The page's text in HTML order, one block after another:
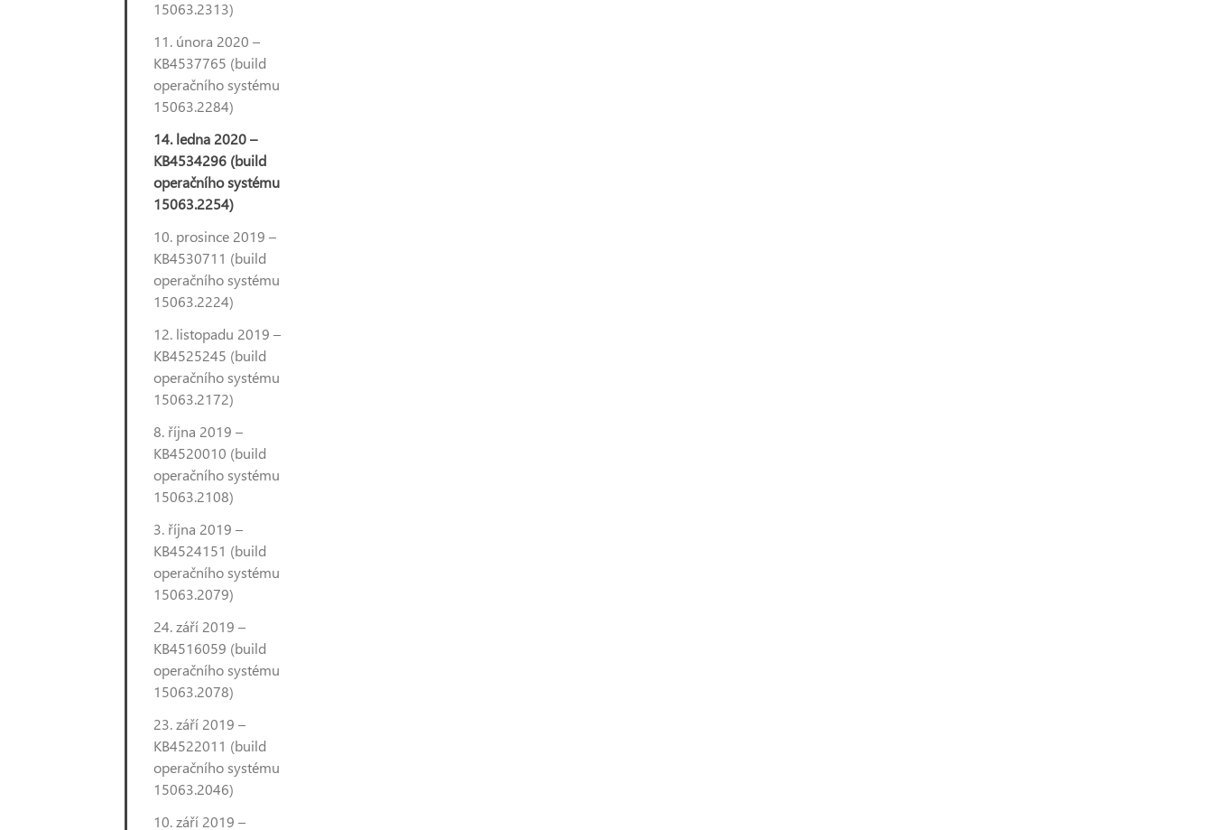
15063.2313)
11. února 2020 –
KB4537765 (build
operačního systému
15063.2284)
14. ledna 2020 –
KB4534296 (build
operačního systému
15063.2254)
10. prosince 2019 –
KB4530711 (build
operačního systému
15063.2224)
12. listopadu 2019 –
KB4525245 (build
operačního systému
15063.2172)
8. října 2019 –
KB4520010 (build
operačního systému
15063.2108)
3. října 2019 –
KB4524151 (build
operačního systému
15063.2079)
24. září 2019 –
KB4516059 (build
operačního systému
15063.2078)
23. září 2019 –
KB4522011 (build
operačního systému
15063.2046)
10. září 2019 –